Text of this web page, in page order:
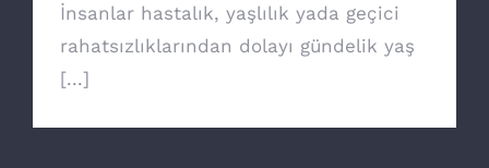
İnsanlar hastalık, yaşlılık yada geçici
rahatsızlıklarından dolayı gündelik yaş
[...]